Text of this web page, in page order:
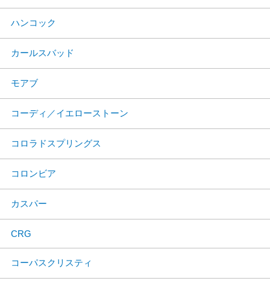
ハンコック
カールスバッド
モアブ
コーディ／イエローストーン
コロラドスプリングス
コロンビア
カスパー
CRG
コーパスクリスティ